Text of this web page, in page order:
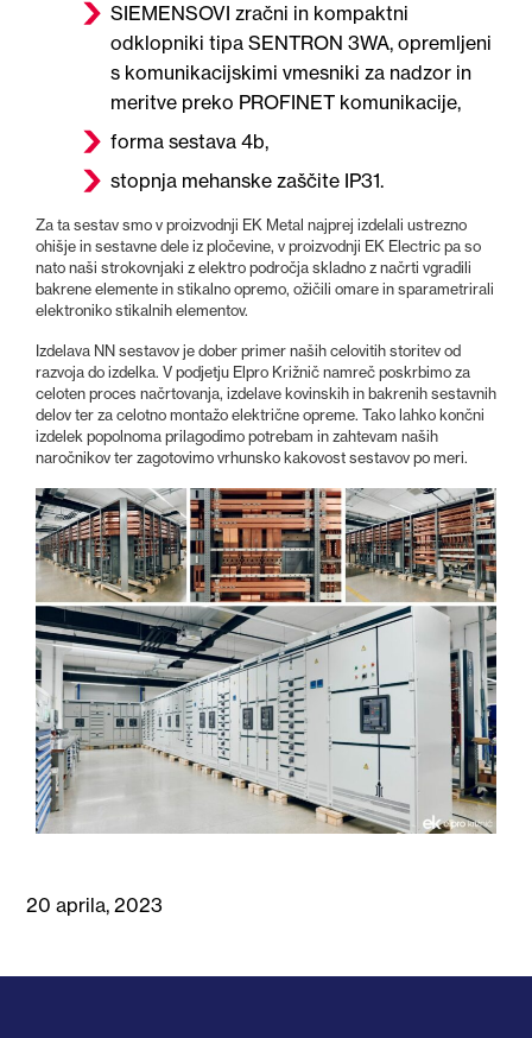
SIEMENSOVI zračni in kompaktni
odklopniki tipa SENTRON 3WA, opremljeni
s komunikacijskimi vmesniki za nadzor in
meritve preko PROFINET komunikacije,
forma sestava 4b,
stopnja mehanske zaščite IP31.
Za ta sestav smo v proizvodnji EK Metal najprej izdelali ustrezno
ohišje in sestavne dele iz pločevine, v proizvodnji EK Electric pa so
nato naši strokovnjaki z elektro področja skladno z načrti vgradili
bakrene elemente in stikalno opremo, ožičili omare in sparametrirali
elektroniko stikalnih elementov.
Izdelava NN sestavov je dober primer naših celovitih storitev od
razvoja do izdelka. V podjetju Elpro Križnič namreč poskrbimo za
celoten proces načrtovanja, izdelave kovinskih in bakrenih sestavnih
delov ter za celotno montažo električne opreme. Tako lahko končni
izdelek popolnoma prilagodimo potrebam in zahtevam naših
naročnikov ter zagotovimo vrhunsko kakovost sestavov po meri.
20 aprila, 2023